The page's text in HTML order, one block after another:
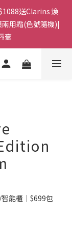
門市取貨｜全店
包順豐上門派
送Clarins 煥
用霜(色號隨機)|
膏
角門市取貨｜全店
能櫃｜$699包